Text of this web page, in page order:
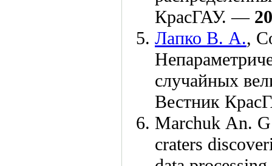
КрасГАУ. —
Лапко В. А.,
случайных
Вестник
Marchuk An.
craters